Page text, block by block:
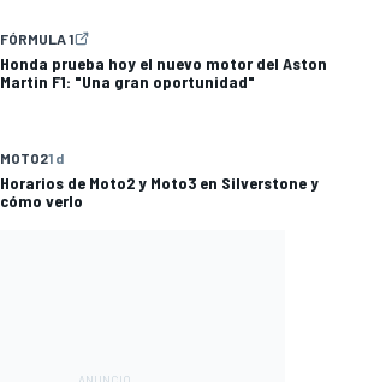
FÓRMULA 1
Honda prueba hoy el nuevo motor del Aston
Martin F1: "Una gran oportunidad"
MOTO21 d
Horarios de Moto2 y Moto3 en Silverstone y
cómo verlo